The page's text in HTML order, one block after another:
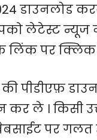
लेटेस्ट
लिंक पर
पीडीएफ़
ले । किसी
पर गलत